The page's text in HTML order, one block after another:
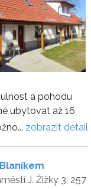
a pohodu
ubytovat až 16
zobrazit detail
J. Žižky 3, 257